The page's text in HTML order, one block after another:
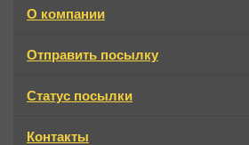
О компании
Отправить посылку
Статус посылки
Контакты